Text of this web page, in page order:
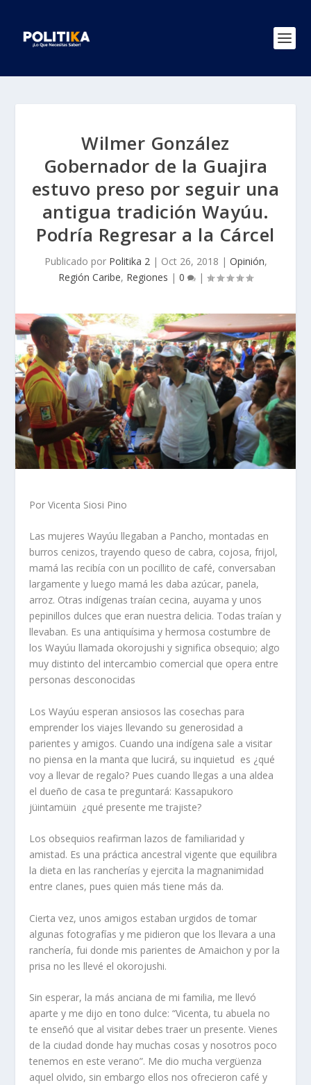
Wilmer González
Gobernador de la Guajira
estuvo preso por seguir una
antigua tradición Wayúu.
Podría Regresar a la Cárcel
Publicado por Politika 2| Oct 26, 2018 | Opinión,
Región Caribe, Regiones | 0 |
Por Vicenta Siosi Pino
Las mujeres Wayúu llegaban a Pancho, montadas en
burros cenizos, trayendo queso de cabra, cojosa, frijol,
mamá las recibía con un pocillito de café, conversaban
largamente y luego mamá les daba azúcar, panela,
arroz. Otras indígenas traían cecina, auyama y unos
pepinillos dulces que eran nuestra delicia. Todas traían y
llevaban. Es una antiquísima y hermosa costumbre de
los Wayúu llamada okorojushi y significa obsequio; algo
muy distinto del intercambio comercial que opera entre
personas desconocidas
Los Wayúu esperan ansiosos las cosechas para
emprender los viajes llevando su generosidad a
parientes y amigos. Cuando una indígena sale a visitar
no piensa en la manta que lucirá, su inquietud es ¿qué
voy a llevar de regalo? Pues cuando llegas a una aldea
el dueño de casa te preguntará: Kassapukoro
jüintamüin ¿qué presente me trajiste?
Los obsequios reafirman lazos de familiaridad y
amistad. Es una práctica ancestral vigente que equilibra
la dieta en las rancherías y ejercita la magnanimidad
entre clanes, pues quien más tiene más da.
Cierta vez, unos amigos estaban urgidos de tomar
algunas fotografías y me pidieron que los llevara a una
ranchería, fui donde mis parientes de Amaichon y por la
prisa no les llevé el okorojushi.
Sin esperar, la más anciana de mi familia, me llevó
aparte y me dijo en tono dulce: “Vicenta, tu abuela no
te enseñó que al visitar debes traer un presente. Vienes
de la ciudad donde hay muchas cosas y nosotros poco
tenemos en este verano”. Me dio mucha vergüenza
aquel olvido, sin embargo ellos nos ofrecieron café y